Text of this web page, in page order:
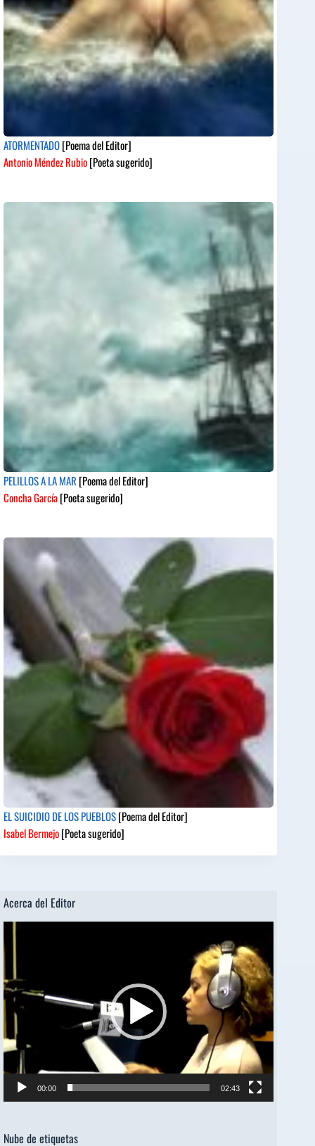
ATORMENTADO[Poema del Editor]
Antonio Méndez Rubio[Poeta sugerido]
PELILLOS A LA MAR [Poema del Editor]
Concha García[Poeta sugerido]
EL SUICIDIO DE LOS PUEBLOS[Poema del Editor]
Isabel Bermejo[Poeta sugerido]
Acerca del Editor
de
vídeo
00:00 02:43
Nube de etiquetas